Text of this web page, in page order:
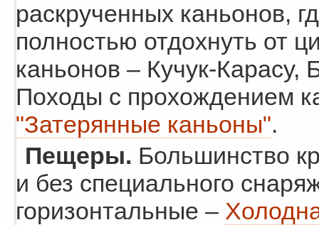
раскрученных каньонов,
полностью отдохнуть от
каньонов – Кучук-Карасу,
Походы с прохождением
"Затерянные каньоны".
Пещеры. Большинство
и без специального
горизонтальные –